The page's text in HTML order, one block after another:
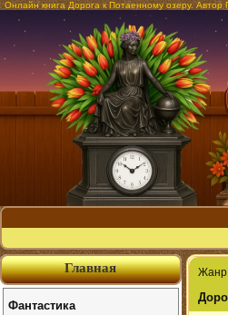
Онлайн книга Дорога к Потаенному озеру. Автор
Главная
Фантастика